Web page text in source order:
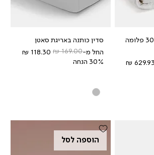
שמיכת פוך טבעי 30% פלומה
סדין כותנה באריגת סאטן
החל מ-
מחיר רגיל
מחיר מבצע
30% הנחה
הוספה לסל